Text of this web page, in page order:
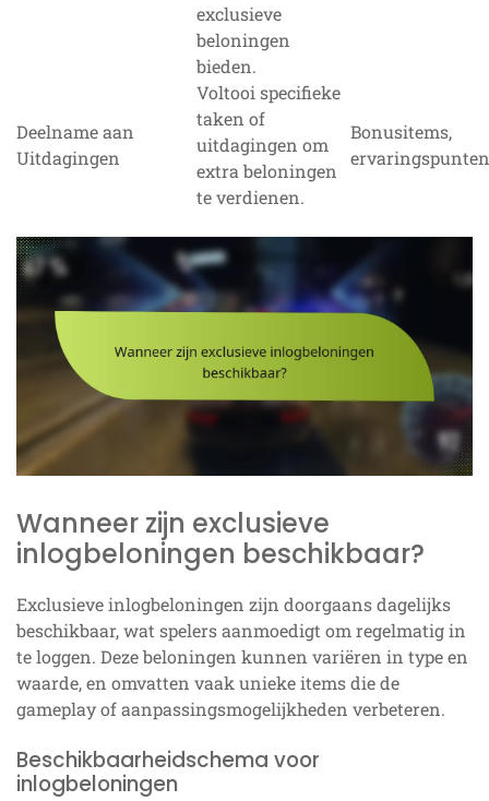
exclusieve
beloningen
bieden.
Deelname aan
Uitdagingen
Voltooi specifieke
taken of
uitdagingen om
extra beloningen
te verdienen.
Bonusitems,
ervaringspunten
Wanneer zijn exclusieve
inlogbeloningen beschikbaar?
Exclusieve inlogbeloningen zijn doorgaans dagelijks
beschikbaar, wat spelers aanmoedigt om regelmatig in
te loggen. Deze beloningen kunnen variëren in type en
waarde, en omvatten vaak unieke items die de
gameplay of aanpassingsmogelijkheden verbeteren.
Beschikbaarheidschema voor
inlogbeloningen